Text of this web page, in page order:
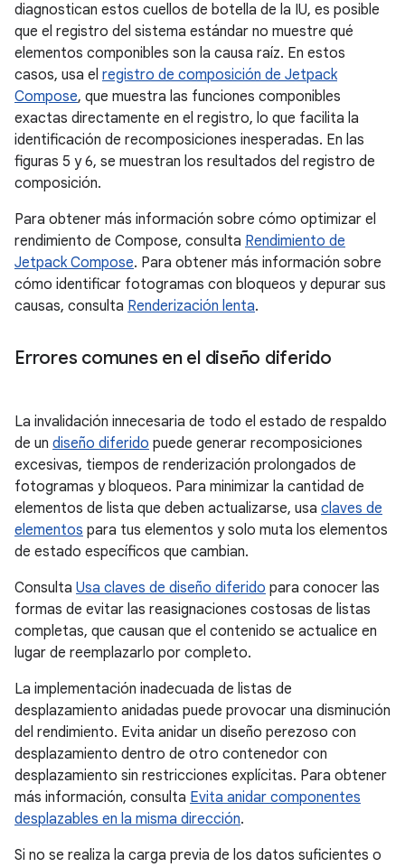
diagnostican estos cuellos de botella de la IU, es posible
que el registro del sistema estándar no muestre qué
elementos componibles son la causa raíz. En estos
casos, usa el registro de composición de Jetpack
Compose, que muestra las funciones componibles
exactas directamente en el registro, lo que facilita la
identificación de recomposiciones inesperadas. En las
figuras 5 y 6, se muestran los resultados del registro de
composición.
Para obtener más información sobre cómo optimizar el
rendimiento de Compose, consulta Rendimiento de
Jetpack Compose. Para obtener más información sobre
cómo identificar fotogramas con bloqueos y depurar sus
causas, consulta Renderización lenta.
Errores comunes en el diseño diferido
La invalidación innecesaria de todo el estado de respaldo
de un diseño diferido puede generar recomposiciones
excesivas, tiempos de renderización prolongados de
fotogramas y bloqueos. Para minimizar la cantidad de
elementos de lista que deben actualizarse, usa claves de
elementos para tus elementos y solo muta los elementos
de estado específicos que cambian.
Consulta Usa claves de diseño diferido para conocer las
formas de evitar las reasignaciones costosas de listas
completas, que causan que el contenido se actualice en
lugar de reemplazarlo por completo.
La implementación inadecuada de listas de
desplazamiento anidadas puede provocar una disminución
del rendimiento. Evita anidar un diseño perezoso con
desplazamiento dentro de otro contenedor con
desplazamiento sin restricciones explícitas. Para obtener
más información, consulta Evita anidar componentes
desplazables en la misma dirección.
Si no se realiza la carga previa de los datos suficientes o